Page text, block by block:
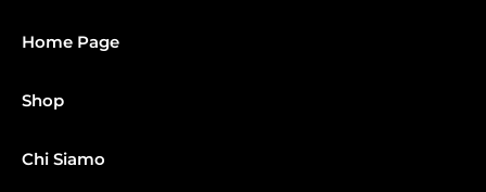
Home Page
Shop
Chi Siamo